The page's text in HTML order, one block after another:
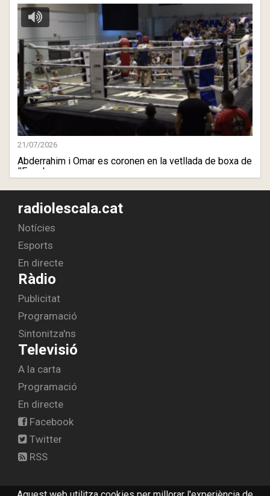
21/07/2026
Abderrahim i Omar es coronen en la vetllada de boxa de
l'Escala
radiolescala.cat
Notícies
Esports
En directe
Ràdio
Publicitat
Programació
Sintonitza'ns
Televisió
A la carta
Programació
En directe
Facebook
Twitter
RSS